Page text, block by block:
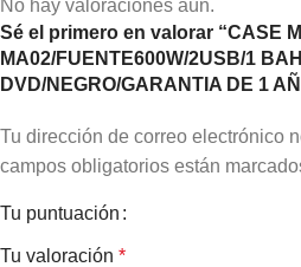
No hay valoraciones aún.
Sé el primero en valorar “CASE
MA02/FUENTE600W/2USB/1
DVD/NEGRO/GARANTIA DE 1
Tu dirección de correo electrónico
campos obligatorios están
Tu puntuación
Tu valoración *